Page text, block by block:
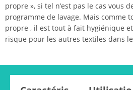
propre », si tel n’est pas le cas vous
programme de lavage. Mais comme
propre , il est tout à fait hygiénique
risque pour les autres textiles dans